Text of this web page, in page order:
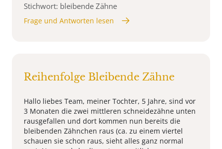
Stichwort: bleibende Zähne
Frage und Antworten lesen
Reihenfolge Bleibende Zähne
Hallo liebes Team, meiner Tochter, 5 Jahre, sind vor
3 Monaten die zwei mittleren schneidezähne unten
rausgefallen und dort kommen nun bereits die
bleibenden Zähnchen raus (ca. zu einem viertel
schauen sie schon raus, sieht alles ganz normal